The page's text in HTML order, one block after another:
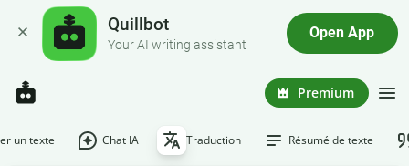
Quillbot
Your AI writing assistant
Open App
Premium
un texte Chat IA Traduction Résumé de texte